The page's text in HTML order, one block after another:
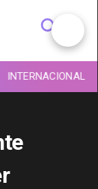
INTERNACIONAL